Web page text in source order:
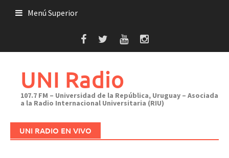
Menú Superior
UNI Radio
107.7 FM – Universidad de la República, Uruguay – Asociada
a la Radio Internacional Universitaria (RIU)
UNI RADIO EN VIVO